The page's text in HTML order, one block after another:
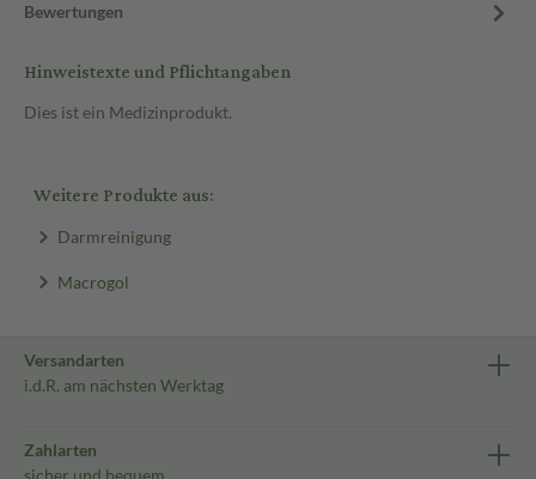
Bewertungen
Hinweistexte und Pflichtangaben
Dies ist ein Medizinprodukt.
Weitere Produkte aus:
Darmreinigung
Macrogol
Versandarten
i.d.R. am nächsten Werktag
Zahlarten
sicher und bequem